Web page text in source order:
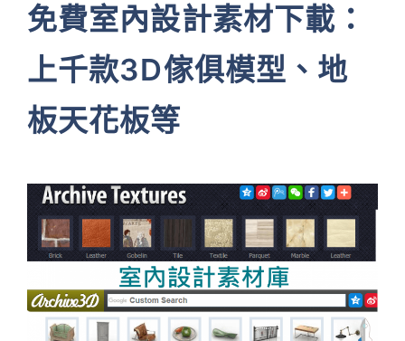
免費室內設計素材下載：
上千款3D傢俱模型、地
板天花板等